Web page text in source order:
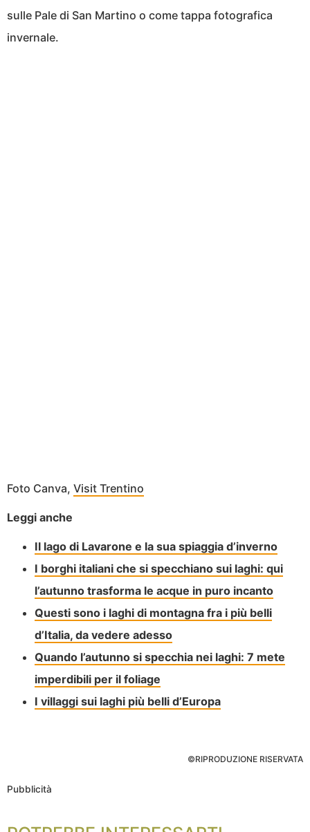
sulle Pale di San Martino o come tappa fotografica
invernale.
Foto Canva, Visit Trentino
Leggi anche
Il lago di Lavarone e la sua spiaggia d’inverno
I borghi italiani che si specchiano sui laghi: qui
l’autunno trasforma le acque in puro incanto
Questi sono i laghi di montagna fra i più belli
d’Italia, da vedere adesso
Quando l’autunno si specchia nei laghi: 7 mete
imperdibili per il foliage
I villaggi sui laghi più belli d’Europa
©RIPRODUZIONE RISERVATA
Pubblicità